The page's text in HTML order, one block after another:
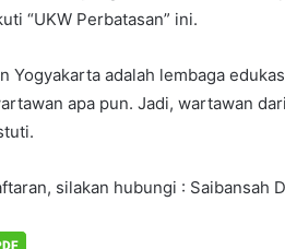
“UKW Perbatasan” ini.
Yogyakarta adalah lembaga
apa pun. Jadi, wartawan
silakan hubungi : Saibansah